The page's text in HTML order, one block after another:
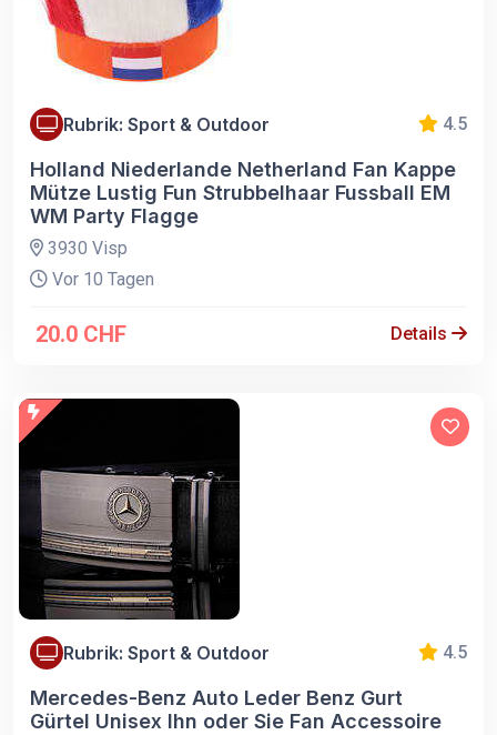
Rubrik: Sport & Outdoor 4.5
Holland Niederlande Netherland Fan Kappe
Mütze Lustig Fun Strubbelhaar Fussball EM
WM Party Flagge
3930 Visp
Vor 10 Tagen
20.0 CHF Details
Rubrik: Sport & Outdoor 4.5
Mercedes-Benz Auto Leder Benz Gurt
Gürtel Unisex Ihn oder Sie Fan Accessoire